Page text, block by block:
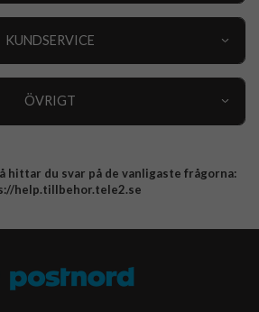
KUNDSERVICE
ÖVRIGT
hittar du svar på de vanligaste frågorna:
help.tillbehor.tele2.se